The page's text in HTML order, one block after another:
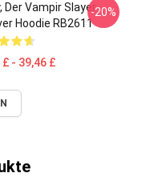
Der Vampir Slayer
Hoodie RB2611
£ - 39,46 £
-20%